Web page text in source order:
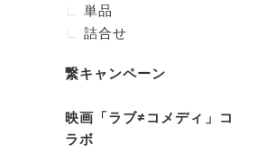
単品
詰合せ
繋キャンペーン
映画「ラブ≠コメディ」コ
ラボ